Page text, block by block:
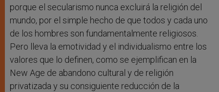
porque el secularismo nunca excluirá la religión del
mundo, por el simple hecho de que todos y cada uno
de los hombres son fundamentalmente religiosos.
Pero lleva la emotividad y el individualismo entre los
valores que lo definen, como se ejemplifican en la
New Age de abandono cultural y de religión
privatizada y su consiguiente reducción de la